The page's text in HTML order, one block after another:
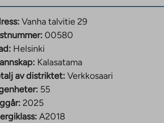
Vanha talvitie 29
00580
Helsinki
Kalasatama
av distriktet: Verkkosaari
55
2025
A2018